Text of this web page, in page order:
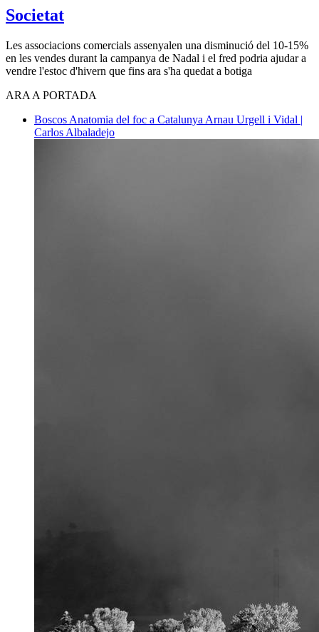
Societat
Les associacions comercials assenyalen una disminució del 10-15%
en les vendes durant la campanya de Nadal i el fred podria ajudar a
vendre l'estoc d'hivern que fins ara s'ha quedat a botiga
ARA A PORTADA
Boscos Anatomia del foc a Catalunya Arnau Urgell i Vidal |
Carlos Albaladejo